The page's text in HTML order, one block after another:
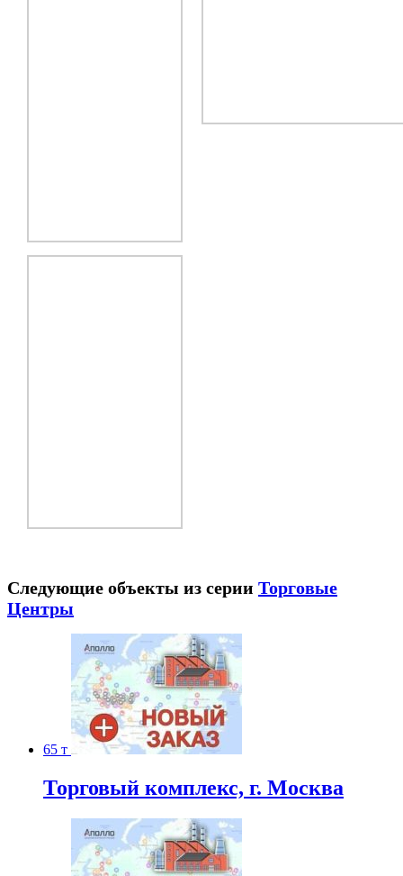
Следующие объекты из серии Торговые
Центры
65 т
Торговый комплекс, г. Москва